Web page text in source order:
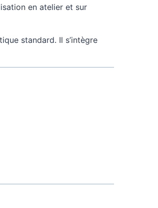
en atelier et sur
standard. Il s’intègre